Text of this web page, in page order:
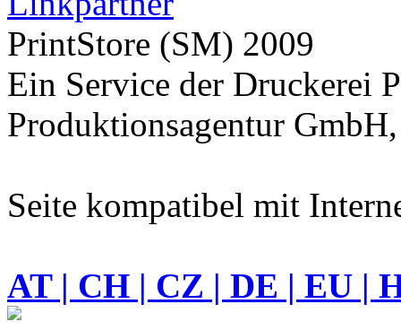
PrintStore (SM) 2009
Ein Service der Druckerei
Produktionsagentur
Seite kompatibel mit
AT | CH | CZ | DE | EU |